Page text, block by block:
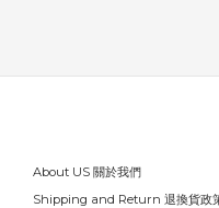
About US 關於我們
Shipping and Return 退換貨政